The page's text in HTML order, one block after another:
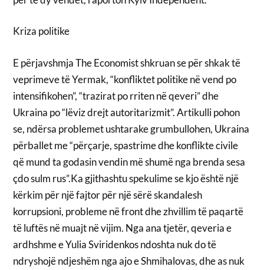
Kriza politike
E përjavshmja The Economist shkruan se për shkak të
veprimeve të Yermak, “konfliktet politike në vend po
intensifikohen”, “trazirat po rriten në qeveri” dhe
Ukraina po “lëviz drejt autoritarizmit”. Artikulli pohon
se, ndërsa problemet ushtarake grumbullohen, Ukraina
përballet me “përçarje, spastrime dhe konflikte civile
që mund ta godasin vendin më shumë nga brenda sesa
çdo sulm rus”.Ka gjithashtu spekulime se kjo është një
kërkim për një fajtor për një sërë skandalesh
korrupsioni, probleme në front dhe zhvillim të paqartë
të luftës në muajt në vijim. Nga ana tjetër, qeveria e
ardhshme e Yulia Sviridenkos ndoshta nuk do të
ndryshojë ndjeshëm nga ajo e Shmihalovas, dhe as nuk